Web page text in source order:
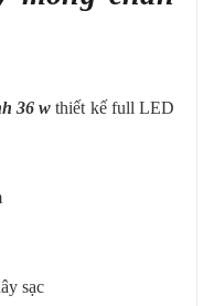
36 w thiết kế full LED
sạc